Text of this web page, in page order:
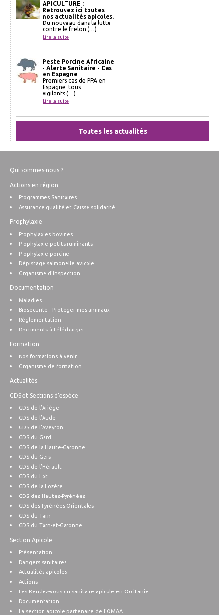
APICULTURE :
Retrouvez ici toutes
nos actualités apicoles.
Du nouveau dans la lutte
contre le frelon (…)
Lire la suite
Peste Porcine Africaine
- Alerte Sanitaire - Cas
en Espagne
Premiers cas de PPA en
Espagne, tous
vigilants (…)
Lire la suite
Toutes les actualités
Qui sommes-nous ?
Actions en région
Programmes Sanitaires
Assurance qualité et Caisse solidarité
Prophylaxie
Prophylaxies bovines
Prophylaxie petits ruminants
Prophylaxie porcine
Dépistage salmonelle avicole
Organisme d’Inspection
Documentation
Maladies
Biosécurité : Protéger mes animaux
Réglementation
Documents à télécharger
Formation
Nos formations à venir
Organisme de formation
Actualités
GDS et Sections d’espèce
GDS de l’Ariège
GDS de l’Aude
GDS de l’Aveyron
GDS du Gard
GDS de la Haute-Garonne
GDS du Gers
GDS de l’Hérault
GDS du Lot
GDS de la Lozère
GDS des Hautes-Pyrénées
GDS des Pyrénées Orientales
GDS du Tarn
GDS du Tarn-et-Garonne
Section Apicole
Présentation
Dangers sanitaires
Actualités apicoles
Actions
Les Rendez-vous du sanitaire apicole en Occitanie
Documentation
La section apicole partenaire de l’OMAA